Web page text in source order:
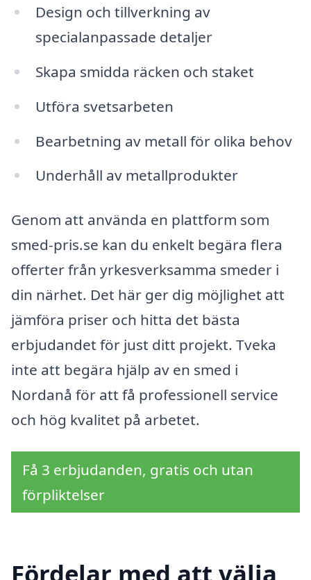
Design och tillverkning av
specialanpassade detaljer
Skapa smidda räcken och staket
Utföra svetsarbeten
Bearbetning av metall för olika behov
Underhåll av metallprodukter
Genom att använda en plattform som
smed-pris.se kan du enkelt begära flera
offerter från yrkesverksamma smeder i
din närhet. Det här ger dig möjlighet att
jämföra priser och hitta det bästa
erbjudandet för just ditt projekt. Tveka
inte att begära hjälp av en smed i
Nordanå för att få professionell service
och hög kvalitet på arbetet.
Få 3 erbjudanden, gratis och utan
förpliktelser
Fördelar med att välja